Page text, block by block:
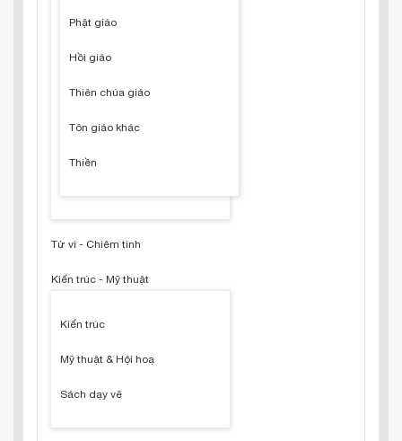
Phật giáo
Hồi giáo
Thiên chúa giáo
Tôn giáo khác
Thiền
Tử vi - Chiêm tinh
Kiến trúc - Mỹ thuật
Kiến trúc
Mỹ thuật & Hội hoạ
Sách dạy vẽ